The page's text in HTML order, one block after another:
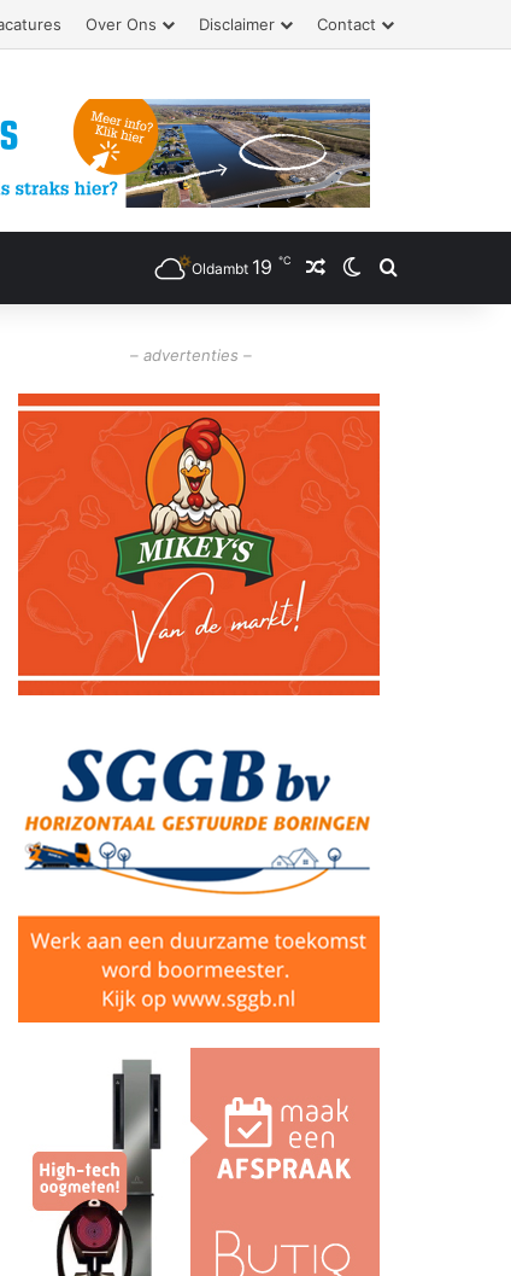
Over Ons Disclaimer Contact
Oldambt 19 ℃ Willekeurig artikel
Switch skin
Zoeken
– advertenties –